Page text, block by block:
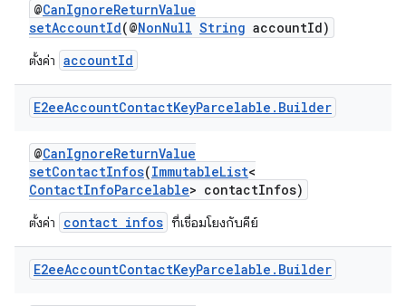
@CanIgnoreReturnValue
setAccountId(@NonNull String accountId)
ตั้งค่า accountId
E2eeAccountContactKeyParcelable . Builder
@CanIgnoreReturnValue
setContactInfos(ImmutableList<
ContactInfoParcelable> contactInfos)
ตั้งค่า contact infos ที่เชื่อมโยงกับคีย์
E2eeAccountContactKeyParcelable . Builder